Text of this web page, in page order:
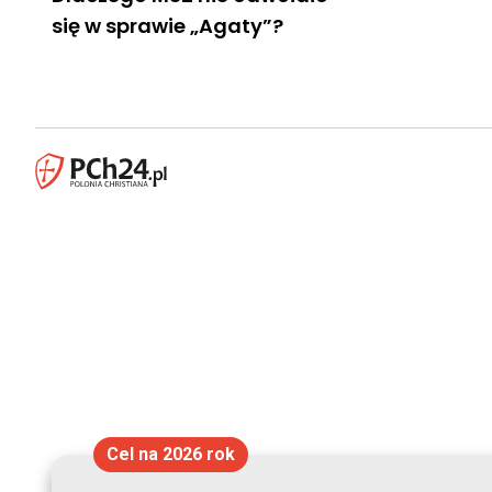
się w sprawie „Agaty”?
Cel na 2026 rok